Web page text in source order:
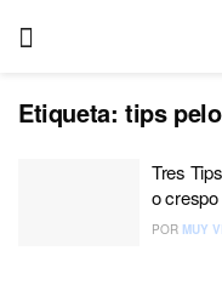
Etiqueta: tips
Tres
o crespo
POR MUY